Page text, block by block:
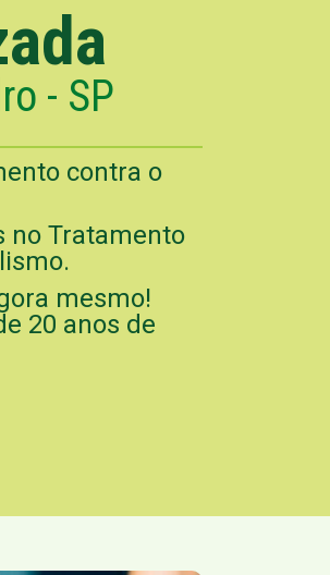
- SP
contra o
no Tratamento
mesmo!
20 anos de